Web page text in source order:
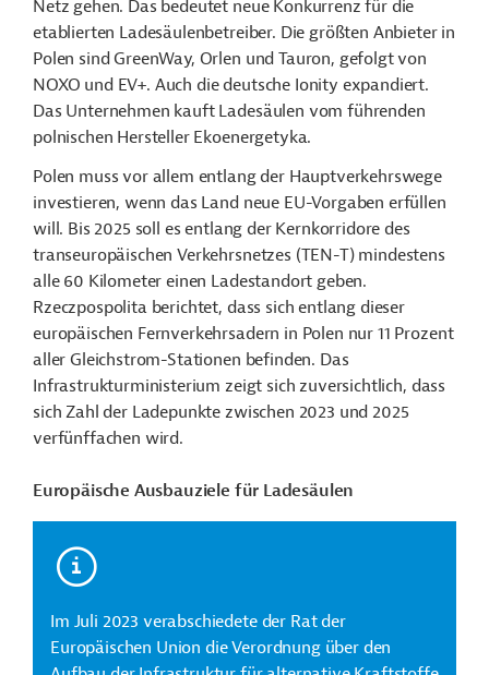
Netz gehen. Das bedeutet neue Konkurrenz für die
etablierten Ladesäulenbetreiber. Die größten Anbieter in
Polen sind GreenWay, Orlen und Tauron, gefolgt von
NOXO und EV+. Auch die deutsche Ionity expandiert.
Das Unternehmen kauft Ladesäulen vom führenden
polnischen Hersteller Ekoenergetyka.
Polen muss vor allem entlang der Hauptverkehrswege
investieren, wenn das Land neue EU-Vorgaben erfüllen
will. Bis 2025 soll es entlang der Kernkorridore des
transeuropäischen Verkehrsnetzes (TEN-T) mindestens
alle 60 Kilometer einen Ladestandort geben.
Rzeczpospolita berichtet, dass sich entlang dieser
europäischen Fernverkehrsadern in Polen nur 11 Prozent
aller Gleichstrom-Stationen befinden. Das
Infrastrukturministerium zeigt sich zuversichtlich, dass
sich Zahl der Ladepunkte zwischen 2023 und 2025
verfünffachen wird.
Europäische Ausbauziele für Ladesäulen
Im Juli 2023 verabschiedete der Rat der
Europäischen Union die Verordnung über den